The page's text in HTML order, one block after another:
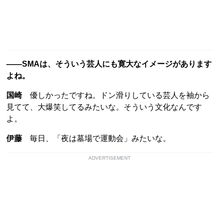
――SMAは、そういう芸人にも寛大なイメージがあります
よね。
国崎優しかったですね。ドン滑りしている芸人を袖から
見てて、大爆笑してるみたいな。そういう文化なんです
よ。
伊藤 毎日、「夜は墓場で運動会」みたいな。
ADVERTISEMENT